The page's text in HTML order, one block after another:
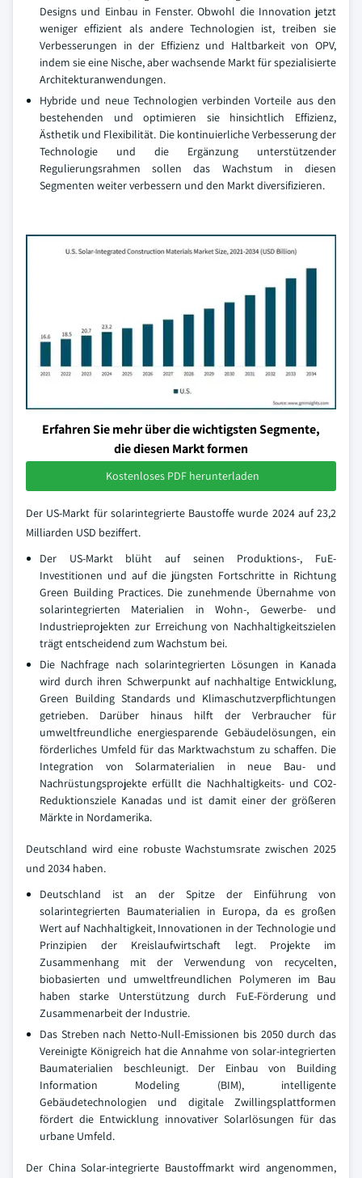
Designs und Einbau in Fenster. Obwohl die Innovation jetzt
weniger effizient als andere Technologien ist, treiben sie
Verbesserungen in der Effizienz und Haltbarkeit von OPV,
indem sie eine Nische, aber wachsende Markt für spezialisierte
Architekturanwendungen.
Hybride und neue Technologien verbinden Vorteile aus den
bestehenden und optimieren sie hinsichtlich Effizienz,
Ästhetik und Flexibilität. Die kontinuierliche Verbesserung der
Technologie und die Ergänzung unterstützender
Regulierungsrahmen sollen das Wachstum in diesen
Segmenten weiter verbessern und den Markt diversifizieren.
Erfahren Sie mehr über die wichtigsten Segmente,
die diesen Markt formen
Kostenloses PDF herunterladen
Der US-Markt für solarintegrierte Baustoffe wurde 2024 auf 23,2
Milliarden USD beziffert.
Der US-Markt blüht auf seinen Produktions-, FuE-
Investitionen und auf die jüngsten Fortschritte in Richtung
Green Building Practices. Die zunehmende Übernahme von
solarintegrierten Materialien in Wohn-, Gewerbe- und
Industrieprojekten zur Erreichung von Nachhaltigkeitszielen
trägt entscheidend zum Wachstum bei.
Die Nachfrage nach solarintegrierten Lösungen in Kanada
wird durch ihren Schwerpunkt auf nachhaltige Entwicklung,
Green Building Standards und Klimaschutzverpflichtungen
getrieben. Darüber hinaus hilft der Verbraucher für
umweltfreundliche energiesparende Gebäudelösungen, ein
förderliches Umfeld für das Marktwachstum zu schaffen. Die
Integration von Solarmaterialien in neue Bau- und
Nachrüstungsprojekte erfüllt die Nachhaltigkeits- und CO2-
Reduktionsziele Kanadas und ist damit einer der größeren
Märkte in Nordamerika.
Deutschland wird eine robuste Wachstumsrate zwischen 2025
und 2034 haben.
Deutschland ist an der Spitze der Einführung von
solarintegrierten Baumaterialien in Europa, da es großen
Wert auf Nachhaltigkeit, Innovationen in der Technologie und
Prinzipien der Kreislaufwirtschaft legt. Projekte im
Zusammenhang mit der Verwendung von recycelten,
biobasierten und umweltfreundlichen Polymeren im Bau
haben starke Unterstützung durch FuE-Förderung und
Zusammenarbeit der Industrie.
Das Streben nach Netto-Null-Emissionen bis 2050 durch das
Vereinigte Königreich hat die Annahme von solar-integrierten
Baumaterialien beschleunigt. Der Einbau von Building
Information Modeling (BIM), intelligente
Gebäudetechnologien und digitale Zwillingsplattformen
fördert die Entwicklung innovativer Solarlösungen für das
urbane Umfeld.
Der China Solar-integrierte Baustoffmarkt wird angenommen,